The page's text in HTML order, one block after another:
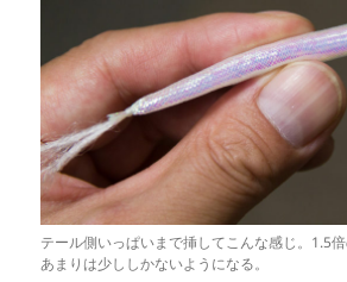
テール側いっぱいまで挿してこんな感じ。1.5倍
あまりは少ししかないようになる。